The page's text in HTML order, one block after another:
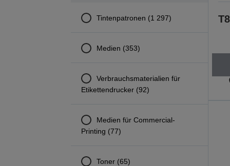
Tintenpatronen (1 297)
Medien (353)
Verbrauchsmaterialien für
Etikettendrucker (92)
Medien für Commercial-
Printing (77)
Toner (65)